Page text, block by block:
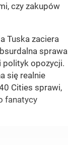
czy zakupów
Tuska zaciera
sprawa
polityk opozycji.
się realnie
Cities sprawi,
fanatycy